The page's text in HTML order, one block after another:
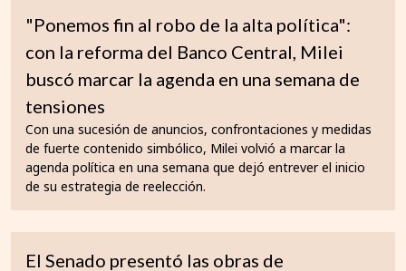
"Ponemos fin al robo de la alta política":
con la reforma del Banco Central, Milei
buscó marcar la agenda en una semana de
tensiones
Con una sucesión de anuncios, confrontaciones y medidas
de fuerte contenido simbólico, Milei volvió a marcar la
agenda política en una semana que dejó entrever el inicio
de su estrategia de reelección.
El Senado presentó las obras de